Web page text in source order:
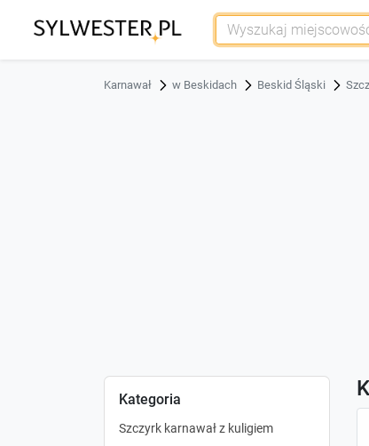
Karnawał w Beskidach Beskid Śląski
Kategoria
Szczyrk karnawał z kuligiem